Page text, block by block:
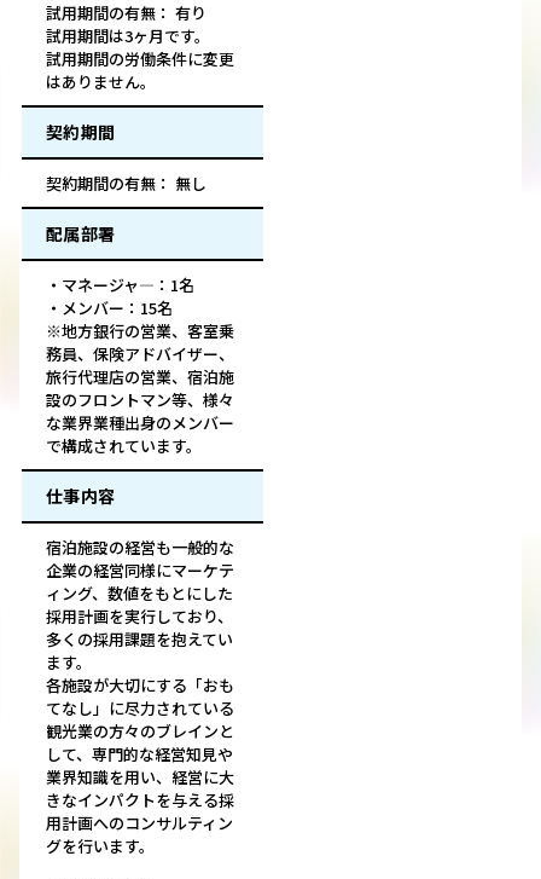
試用期間の有無： 有り
試用期間は3ヶ月です。
試用期間の労働条件に変更
はありません。
契約期間
契約期間の有無： 無し
配属部署
・マネージャ―：1名
・メンバー：15名
※地方銀行の営業、客室乗
務員、保険アドバイザー、
旅行代理店の営業、宿泊施
設のフロントマン等、様々
な業界業種出身のメンバー
で構成されています。
仕事内容
宿泊施設の経営も一般的な
企業の経営同様にマーケテ
ィング、数値をもとにした
採用計画を実行しており、
多くの採用課題を抱えてい
ます。
各施設が大切にする「おも
てなし」に尽力されている
観光業の方々のブレインと
して、専門的な経営知見や
業界知識を用い、経営に大
きなインパクトを与える採
用計画へのコンサルティン
グを行います。